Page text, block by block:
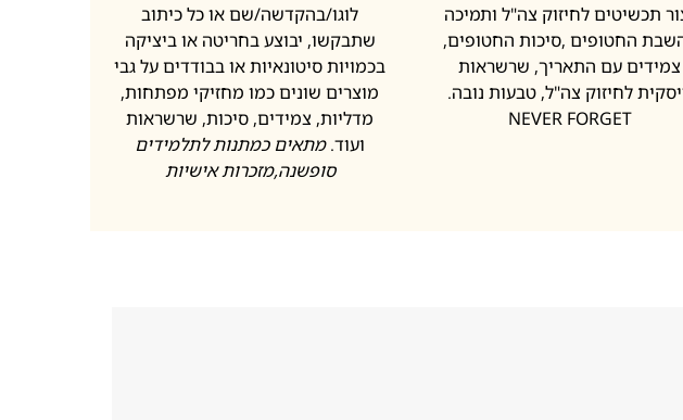
תכשיטים לחיזוק צה"ל ותמיכה
החטופים ,סיכות החטופים,
צמידים עם התאריך, שרשראות
לחיזוק צה"ל, טבעות נובה.
NEVER FORGET
לוגו/בהקדשה/שם או כל כיתוב
שתבקשו, יבוצע בחריטה או ביציקה
בכמויות סיטונאיות או בבודדים על גבי
מוצרים שונים כמו מחזיקי מפתחות,
מדליות, צמידים, סיכות, שרשראות
ועוד.מתאים כמתנות לתלמידים
סופשנה,מזכרות אישיות